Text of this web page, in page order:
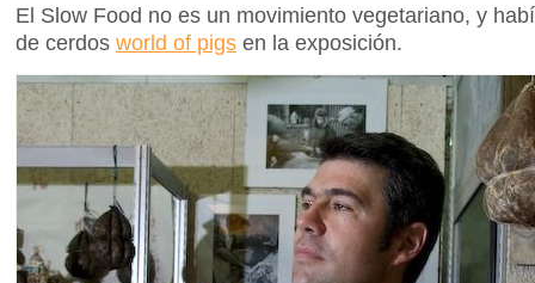
El Slow Food no es un movimiento vegetariano, y
de cerdos world of pigs en la exposición.